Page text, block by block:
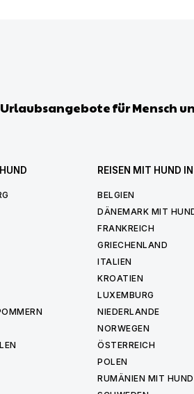
für Mensch
REISEN MIT HUND
BELGIEN
DÄNEMARK MIT
FRANKREICH
GRIECHENLAND
ITALIEN
KROATIEN
LUXEMBURG
NIEDERLANDE
NORWEGEN
ÖSTERREICH
POLEN
RUMÄNIEN MIT HUND